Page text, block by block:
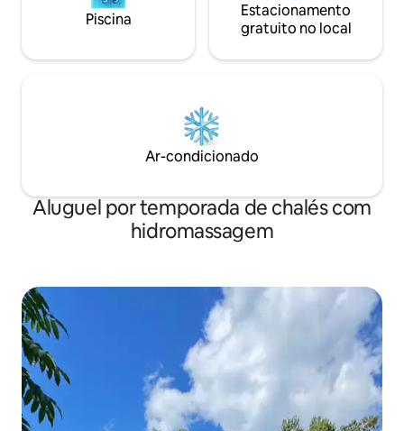
Piscina
Estacionamento
gratuito no local
Ar-condicionado
Aluguel por temporada de chalés com
hidromassagem